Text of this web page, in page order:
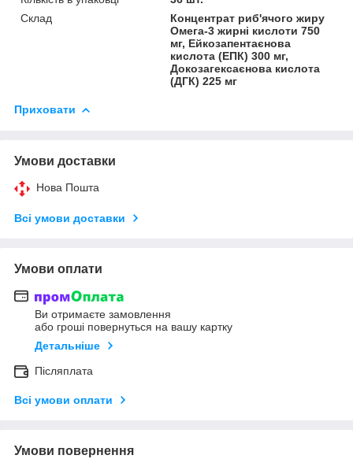
Склад
Концентрат риб'ячого жиру
Омега-3 жирні кислоти 750
мг, Ейкозапентаєнова
кислота (ЕПК) 300 мг,
Докозагексаєнова кислота
(ДГК) 225 мг
Приховати
Умови доставки
Нова Пошта
Всі умови доставки
Умови оплати
Ви отримаєте замовлення
або гроші повернуться на вашу картку
Детальніше
Післяплата
Всі умови оплати
Умови повернення